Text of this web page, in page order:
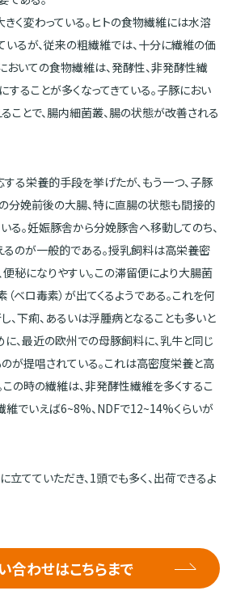
く変わっている。ヒトの食物繊維には水溶
いるが、従来の粗繊維では、十分に繊維の価
おいての食物繊維は、発酵性、非発酵性繊
することが多くなってきている。子豚におい
ことで、腸内細菌叢、腸の状態が改善される
する栄養的手段を挙げたが、もう一つ、子豚
分娩前後の大腸、特に直腸の状態も間接的
る。妊娠豚舎から分娩豚舎へ移動してのち、
のが一般的である。授乳飼料は高栄養密
便秘になりやすい。この滞留便により大腸菌
（ベロ毒素）が出てくるようである。これを何
、下痢、あるいは浮腫病となることも多いと
に、最近の欧州での母豚飼料に、乳牛と同じ
が提唱されている。これは高密度栄養と高
この時の繊維は、非発酵性繊維を多くするこ
維でいえば6~8%、NDFで12~14%くらいが
てていただき、1頭でも多く、出荷できるよ
合わせはこちらまで